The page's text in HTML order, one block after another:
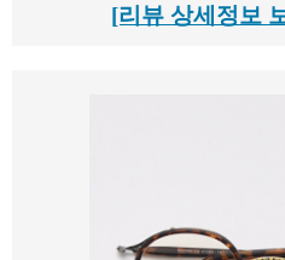
[리뷰 상세정보